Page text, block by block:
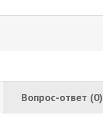
Вопрос-ответ (0)